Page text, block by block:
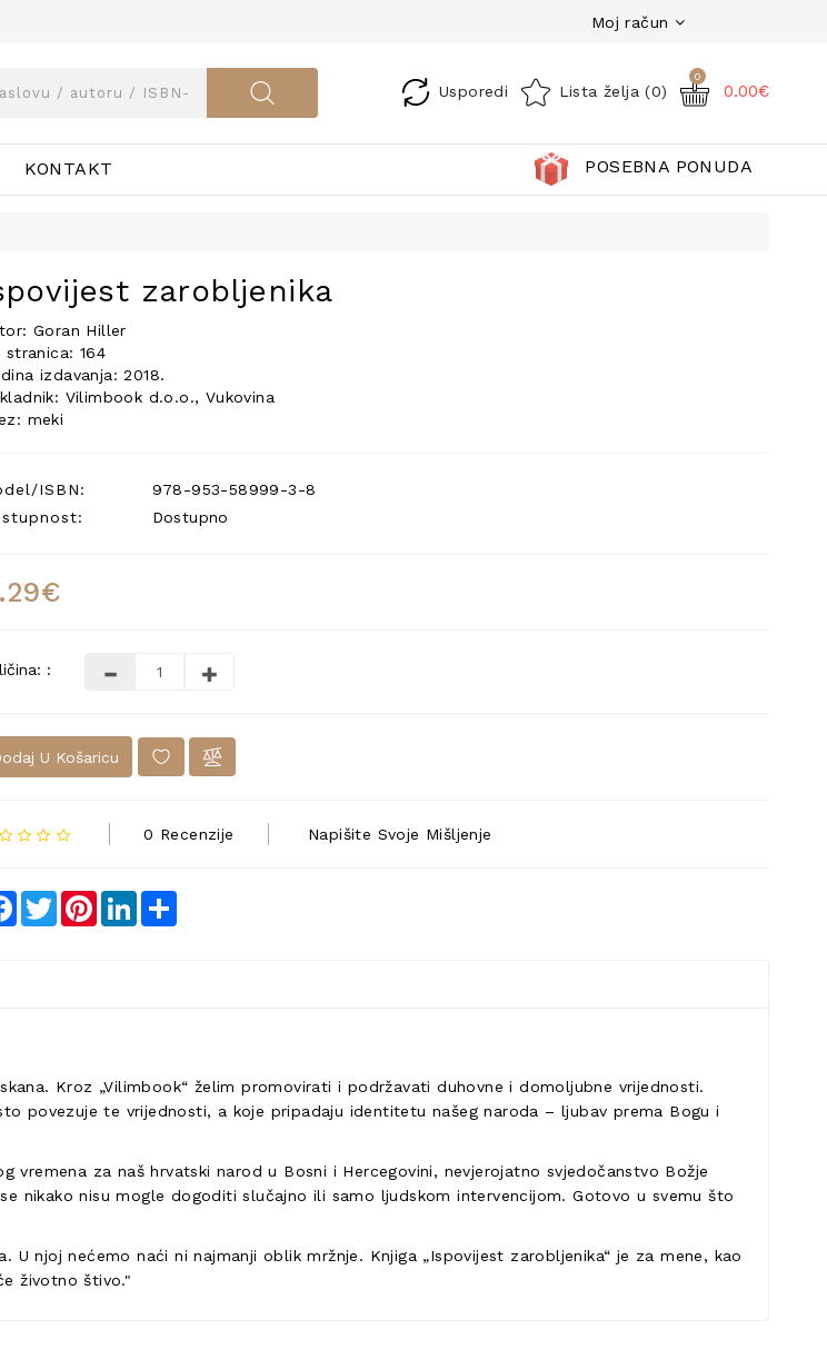
Moj račun
Usporedi Lista želja (0)
0
0.00€
KONTAKT POSEBNA PONUDA
zarobljenika
Goran Hiller
stranica: 164
izdavanja: 2018.
Vilimbook d.o.o., Vukovina
meki
ISBN:
978-953-58999-3-8
Dostupno
:
U Košaricu
0 Recenzije Napišite Svoje Mišljenje
Facebook
TwitterPinterestLinkedIn
Kroz „Vilimbook“ želim promovirati i podržavati duhovne i domoljubne vrijednosti.
povezuje te vrijednosti, a koje pripadaju identitetu našeg naroda – ljubav prema Bogu i
vremena za naš hrvatski narod u Bosni i Hercegovini, nevjerojatno svjedočanstvo Božje
nikako nisu mogle dogoditi slučajno ili samo ljudskom intervencijom. Gotovo u svemu što
njoj nećemo naći ni najmanji oblik mržnje. Knjiga „Ispovijest zarobljenika“ je za mene, kao
životno štivo."